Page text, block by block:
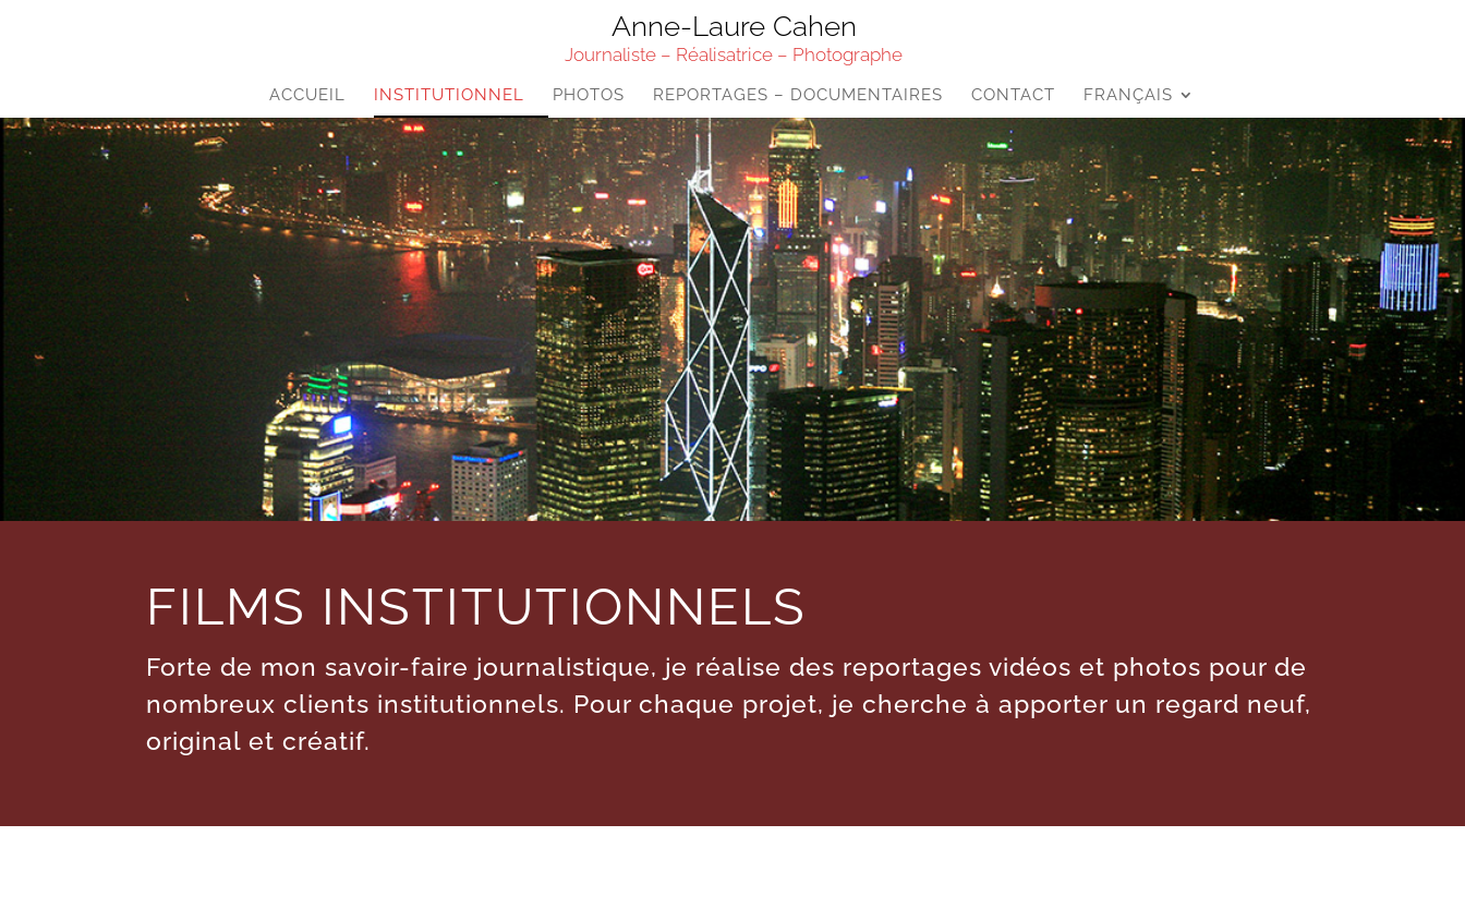
Anne-Laure Cahen
Journaliste – Réalisatrice – Photographe
ACCUEIL INSTITUTIONNEL PHOTOS REPORTAGES – DOCUMENTAIRES CONTACT FRANÇAIS
FILMS INSTITUTIONNELS
Forte de mon savoir-faire journalistique, je réalise des reportages vidéos et photos pour de
nombreux clients institutionnels. Pour chaque projet, je cherche à apporter un regard neuf,
original et créatif.